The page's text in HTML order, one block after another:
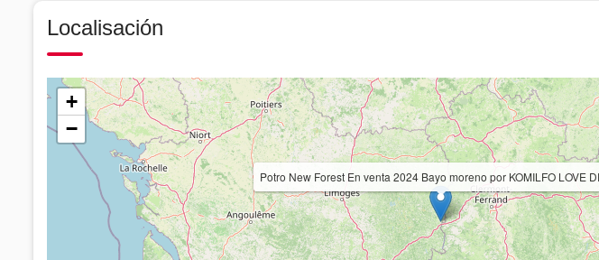
Localisación
Potro New Forest En venta 2024 Bayo moreno por KOMILFO LOVE
+
−